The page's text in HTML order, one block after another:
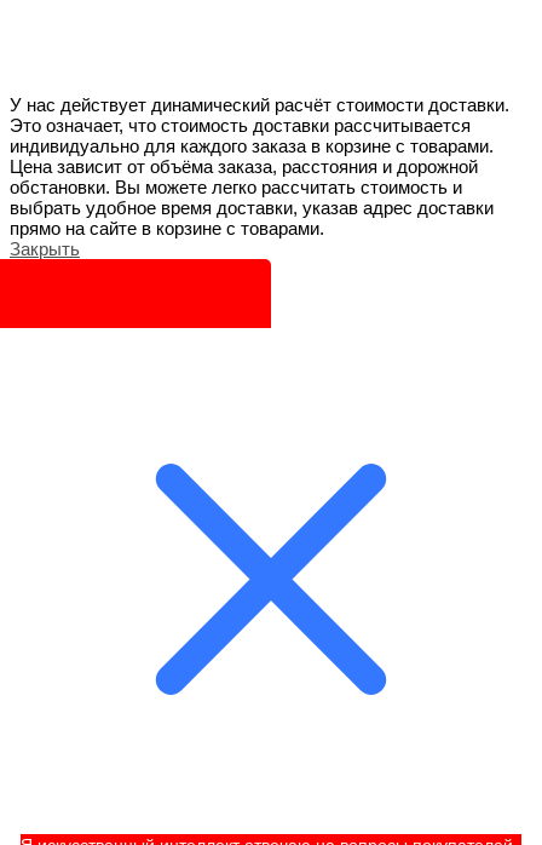
У нас действует динамический расчёт стоимости доставки.
Это означает, что стоимость доставки рассчитывается
индивидуально для каждого заказа в корзине с товарами.
Цена зависит от объёма заказа, расстояния и дорожной
обстановки. Вы можете легко рассчитать стоимость и
выбрать удобное время доставки, указав адрес доставки
прямо на сайте в корзине с товарами.
Закрыть